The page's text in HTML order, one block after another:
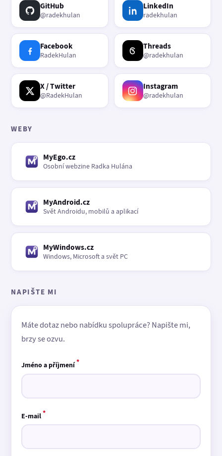
GitHub
@radekhulan
LinkedIn
radekhulan
Facebook
RadekHulan
Threads
@radekhulan
X / Twitter
@RadekHulan
Instagram
@radekhulan
WEBY
MyEgo.cz
Osobní webzine Radka Hulána
MyAndroid.cz
Svět Androidu, mobilů a aplikací
MyWindows.cz
Windows, Microsoft a svět PC
NAPIŠTE MI
Máte dotaz nebo nabídku spolupráce? Napište mi,
brzy se ozvu.
Jméno a příjmení*
E-mail*